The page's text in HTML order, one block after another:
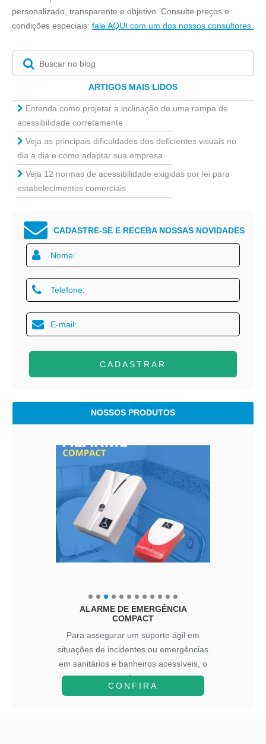
personalizado, transparente e objetivo. Consulte preços e
condições especiais: fale AQUI com um dos nossos consultores.
ARTIGOS MAIS LIDOS
Entenda como projetar a inclinação de uma rampa de
acessibilidade corretamente
Veja as principais dificuldades dos deficientes visuais no
dia a dia e como adaptar sua empresa
Veja 12 normas de acessibilidade exigidas por lei para
estabelecimentos comerciais
CADASTRE-SE E RECEBA NOSSAS NOVIDADES
CADASTRAR
NOSSOS PRODUTOS
ALARME DE EMERGÊNCIA
COMPACT
Para assegurar um suporte ágil em
situações de incidentes ou emergências
em sanitários e banheiros acessíveis, o
A...
CONFIRA